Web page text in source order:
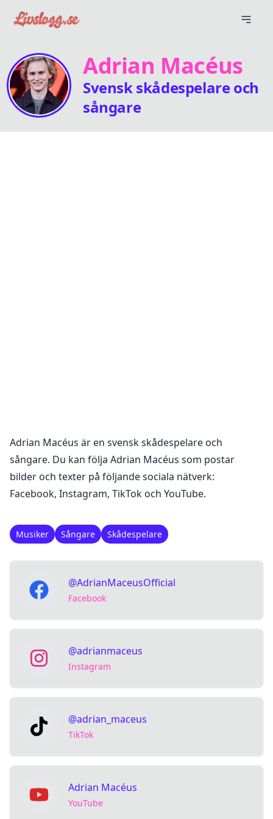
Adrian Macéus
Svensk skådespelare och
sångare
Adrian Macéus är en svensk skådespelare och
sångare. Du kan följa Adrian Macéus som postar
bilder och texter på följande sociala nätverk:
Facebook, Instagram, TikTok och YouTube.
Musiker Sångare Skådespelare
@AdrianMaceusOfficial
Facebook
@adrianmaceus
Instagram
@adrian_maceus
TikTok
Adrian Macéus
YouTube